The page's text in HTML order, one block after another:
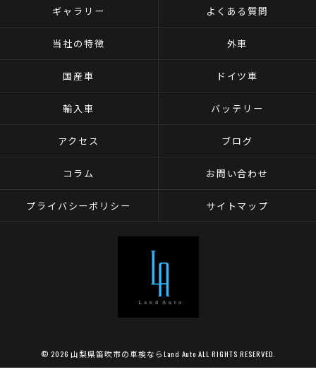
ギャラリー よくある質問
当社の特徴 外車
国産車 ドイツ車
輸入車 バッテリー
アクセス ブログ
コラム お問い合わせ
プライバシーポリシー サイトマップ
© 2026 山梨県笛吹市の車検ならLand Auto ALL RIGHTS RESERVED.